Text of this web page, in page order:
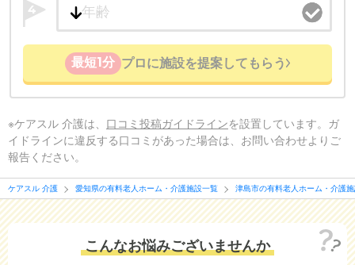
4
最短1分 プロに施設を提案してもらう
※ケアスル 介護は、 口コミ投稿ガイドラインを設置しています。ガ
イドラインに違反する口コミがあった場合は、お問い合わせよりご
報告ください。
ケアスル 介護 愛知県の有料老人ホーム・介護施設一覧 津島市の有料老人ホーム・介護
こんなお悩みございませんか